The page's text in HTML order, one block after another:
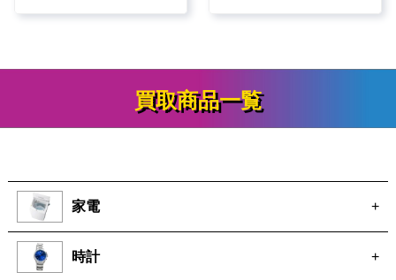
買取商品一覧
家電 +
時計 +